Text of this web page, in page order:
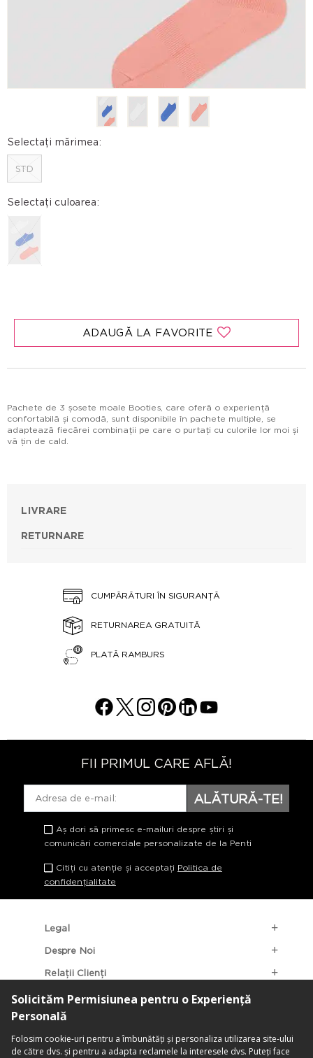
Selectați mărimea:
STD
Selectați culoarea:
ADAUGĂ LA FAVORITE
Pachete de 3 șosete moale Booties, care oferă o experiență
confortabilă și comodă, sunt disponibile în pachete multiple, se
adaptează fiecărei combinații pe care o purtați cu culorile lor moi și
vă țin de cald.
LIVRARE
RETURNARE
CUMPĂRĂTURI ÎN SIGURANȚĂ
RETURNAREA GRATUITĂ
PLATĂ RAMBURS
FII PRIMUL CARE AFLĂ!
ALĂTURĂ-TE!
Aș dori să primesc e-mailuri despre știri și
comunicări comerciale personalizate de la Penti
Citiți cu atenție și acceptați Politica de
confidențialitate
Legal
Despre Noi
Relații Clienți
Categorii Populare
Localizarea Magazinelor
contact@penti.com.ro